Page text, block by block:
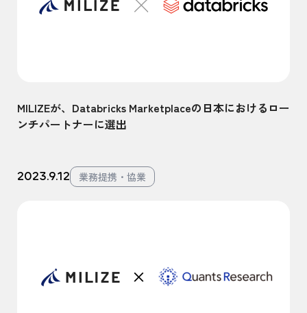
MILIZEが、Databricks Marketplaceの日本におけるロー
ンチパートナーに選出
2023.9.12 業務提携・協業